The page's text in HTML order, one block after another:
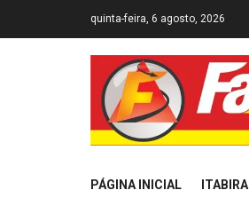
quinta-feira, 6 agosto, 2026
PÁGINA INICIAL ITABIRA